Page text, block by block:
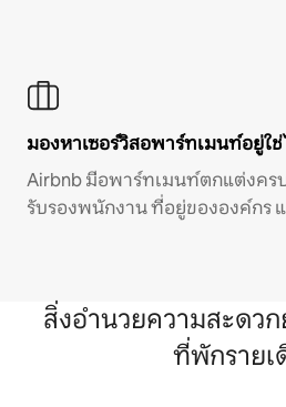
มองหาเซอร์วิสอพาร์ทเมนท์อยู่ใ
Airbnb มีอพาร์ทเมนท์ตกแต่งคร
รับรองพนักงาน ที่อยู่ขององค์กร
สิ่งอำนวยความสะดว
ที่พักรายเ